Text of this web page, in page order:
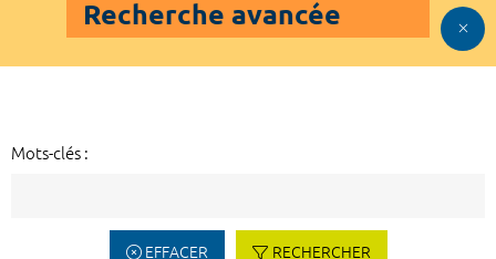
Recherche avancée
Mots-clés :
EFFACER RECHERCHER